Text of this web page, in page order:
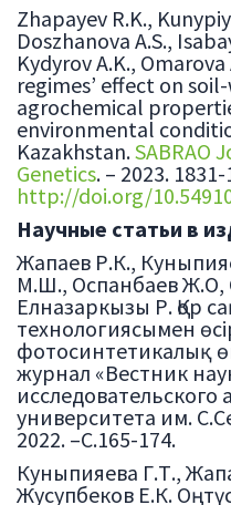
Zhapayev R.K.,
Doszhanova A.S.,
Kydyrov A.K.,
regimes’ effect on
agrochemical
environmental
Kazakhstan.SABRAO
Genetics. – 2023.
http://doi.org/
Научные статьи в
Жапаев Р.К.,
М.Ш., Оспанбаев Ж.О,
Елназаркызы Р. Қор
технологиясымен
фотосинтетикалық
журнал «Вестник
исследовательского
университета им.
2022. –С.165-174.
Куныпияева Г.Т.,
Жусупбеков Е.К.